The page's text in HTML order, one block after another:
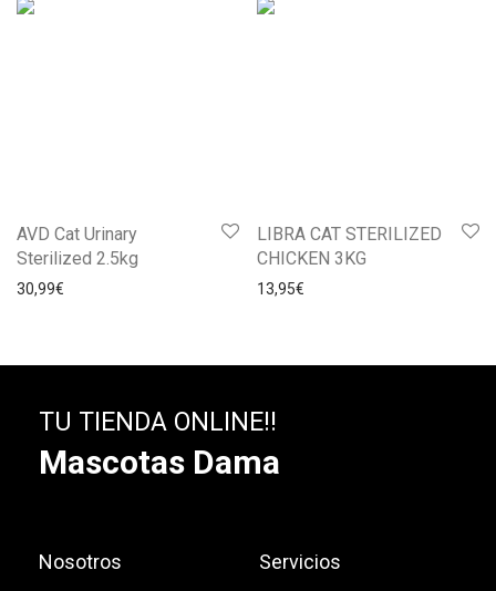
AVD Cat Urinary
Sterilized 2.5kg
30,99€
LIBRA CAT STERILIZED
CHICKEN 3KG
13,95€
TU TIENDA ONLINE!!
Mascotas Dama
Nosotros Servicios